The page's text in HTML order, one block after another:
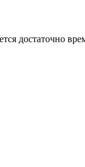
достаточно